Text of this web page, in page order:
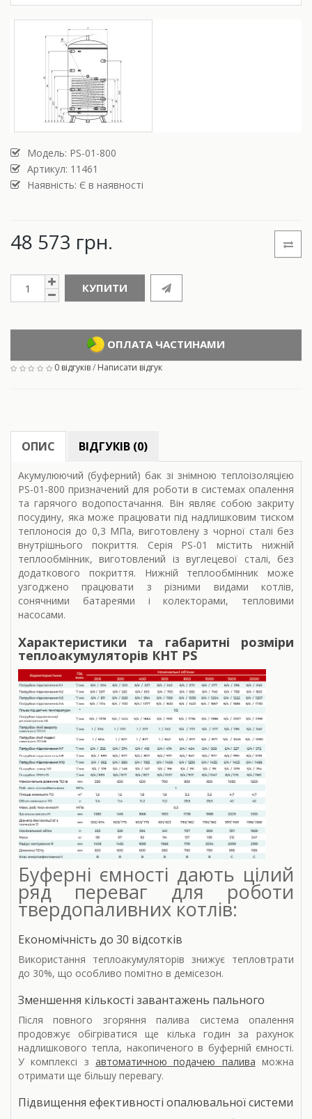
Модель: PS-01-800
Артикул: 11461
Наявність: Є в наявності
48 573 грн.
КУПИТИ
ОПЛАТА ЧАСТИНАМИ
0 відгуків/ Написати відгук
ОПИС ВІДГУКІВ (0)
Акумулюючий (буферний) бак зі знімною теплоізоляцією
PS-01-800 призначений для роботи в системах опалення
та гарячого водопостачання. Він являє собою закриту
посудину, яка може працювати під надлишковим тиском
теплоносія до 0,3 МПа, виготовлену з чорної сталі без
внутрішнього покриття. Серія PS-01 містить нижній
теплообмінник, виготовлений із вуглецевої сталі, без
додаткового покриття. Нижній теплообмінник може
узгоджено працювати з різними видами котлів,
сонячними батареями і колекторами, тепловими
насосами.
Характеристики та габаритні розміри
теплоакумуляторів КНТ PS
Буферні ємності дають цілий
ряд переваг для роботи
твердопаливних котлів:
Економічність до 30 відсотків
Використання теплоакумуляторів знижує тепловтрати
до 30%, що особливо помітно в демісезон.
Зменшення кількості завантажень пального
Після повного згоряння палива система опалення
продовжує обігріватися ще кілька годин за рахунок
надлишкового тепла, накопиченого в буферній ємності.
У комплексі з автоматичною подачею палива можна
отримати ще більшу перевагу.
Підвищення ефективності опалювальної системи